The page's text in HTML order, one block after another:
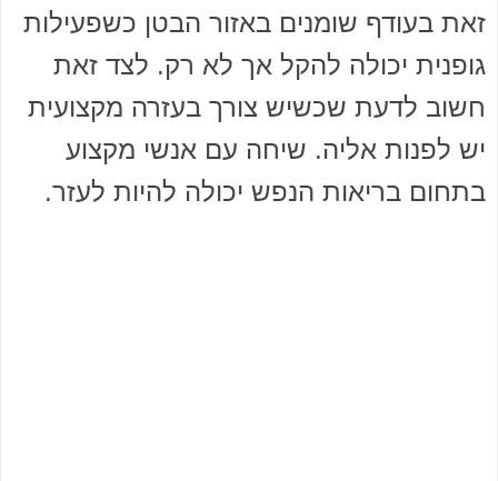
זאת בעודף שומנים באזור הבטן כשפעילות
גופנית יכולה להקל אך לא רק. לצד זאת
חשוב לדעת שכשיש צורך בעזרה מקצועית
יש לפנות אליה. שיחה עם אנשי מקצוע
בתחום בריאות הנפש יכולה להיות לעזר.